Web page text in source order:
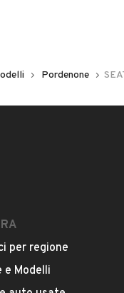
Pordenone
per regione
e Modelli